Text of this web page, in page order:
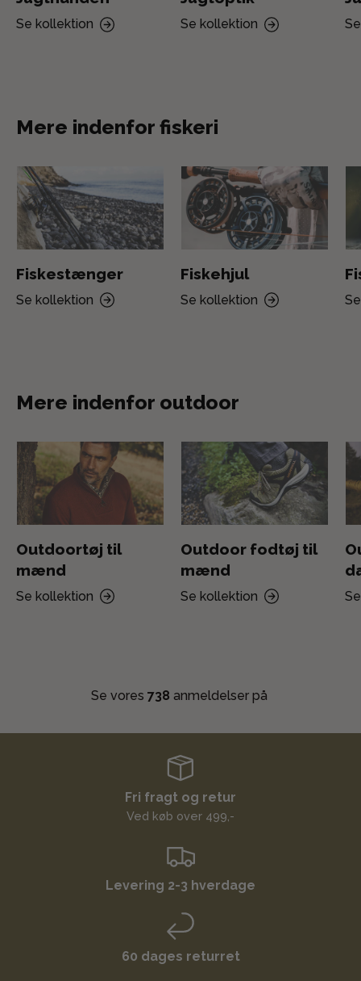
Se kollektion Se kollektion
Mere indenfor fiskeri
Fiskestænger
Se kollektion
Fiskehjul
Se kollektion
Mere indenfor outdoor
Outdoortøj til
mænd
Se kollektion
Outdoor fodtøj til
mænd
Se kollektion
Se vores 738 anmeldelser på
Fri fragt og retur
Ved køb over 499,-
Levering 2-3 hverdage
60 dages returret